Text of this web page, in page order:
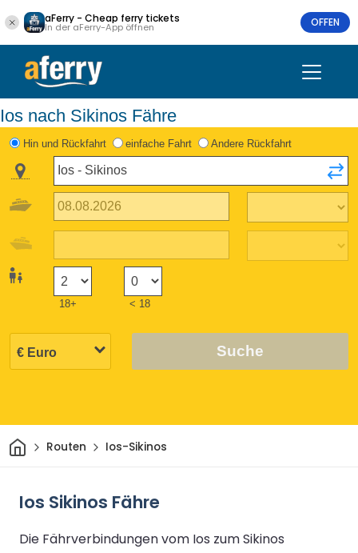
aFerry - Cheap ferry tickets
In der aFerry-App öffnen OFFEN
Ios nach Sikinos Fähre
Hin und Rückfahrt einfache Fahrt Andere Rückfahrt
18+ < 18
Suche
HeimRouten Ios-Sikinos
Ios Sikinos Fähre
Die Fährverbindungen vom Ios zum Sikinos